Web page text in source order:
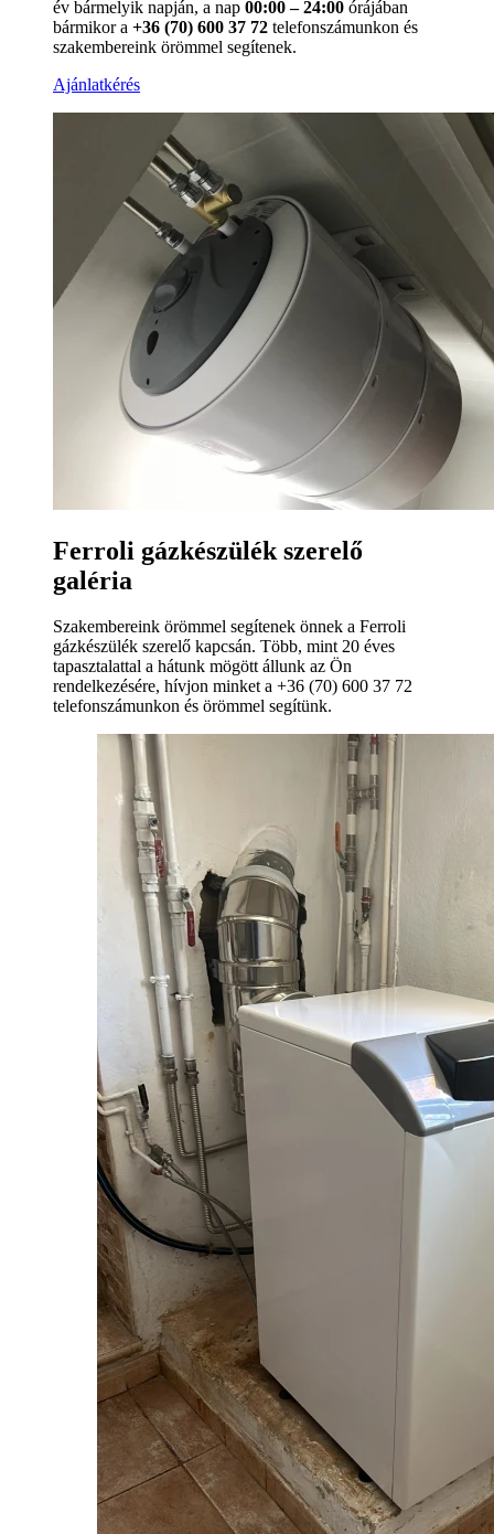
év bármelyik napján, a nap 00:00 – 24:00 órájában
bármikor a +36 (70) 600 37 72 telefonszámunkon és
szakembereink örömmel segítenek.
Ajánlatkérés
Ferroli gázkészülék szerelő
galéria
Szakembereink örömmel segítenek önnek a Ferroli
gázkészülék szerelő kapcsán. Több, mint 20 éves
tapasztalattal a hátunk mögött állunk az Ön
rendelkezésére, hívjon minket a +36 (70) 600 37 72
telefonszámunkon és örömmel segítünk.